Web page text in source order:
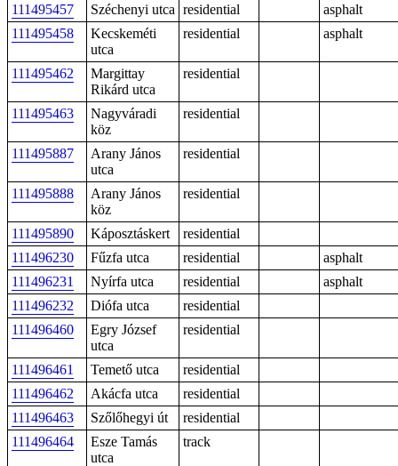
111495457
Széchenyi utca residential
asphalt
111495458
Kecskeméti
utca
residential asphalt
111495462
Margittay
Rikárd utca
residential
111495463
Nagyváradi
köz
residential
111495887
Arany János
utca
residential
111495888
Arany János
köz
residential
111495890 Káposztáskert
residential
111496230
Fűzfa utca residential
asphalt
111496231
Nyírfa utca residential
asphalt
111496232
Diófa utca
residential
111496460
Egry József
utca
residential
111496461 Temető utca
residential
111496462
Akácfa utca
residential
111496463
Szőlőhegyi út
residential
111496464
Esze Tamás
utca
track